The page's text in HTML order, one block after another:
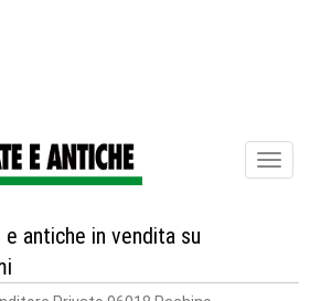
antiche in vendita su